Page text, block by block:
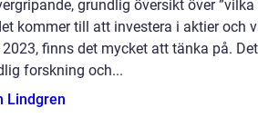
grundlig översikt över
kommer till att investera i aktier och
finns det mycket att tänka på.
forskning och...
Lindgren